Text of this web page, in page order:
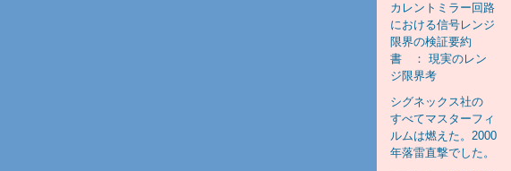
カレントミラー回路
における信号レンジ
限界の検証要約
書 ： 現実のレン
ジ限界考
シグネックス社の
すべてマスターフィ
ルムは燃えた。2000
年落雷直撃でした。